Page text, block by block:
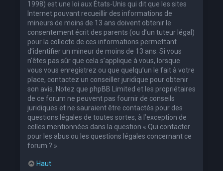
1998) est une loi aux États-Unis qui dit que les sites
Internet pouvant recueillir des informations de
mineurs de moins de 13 ans doivent obtenir le
consentement écrit des parents (ou d’un tuteur légal)
pour la collecte de ces informations permettant
d’identifier un mineur de moins de 13 ans. Si vous
n’êtes pas sûr que cela s’applique à vous, lorsque
vous vous enregistrez ou que quelqu’un le fait à votre
place, contactez un conseiller juridique pour obtenir
son avis. Notez que phpBB Limited et les propriétaires
de ce forum ne peuvent pas fournir de conseils
juridiques et ne sauraient être contactés pour des
questions légales de toutes sortes, à l’exception de
celles mentionnées dans la question « Qui contacter
pour les abus ou les questions légales concernant ce
forum ? ».
Haut